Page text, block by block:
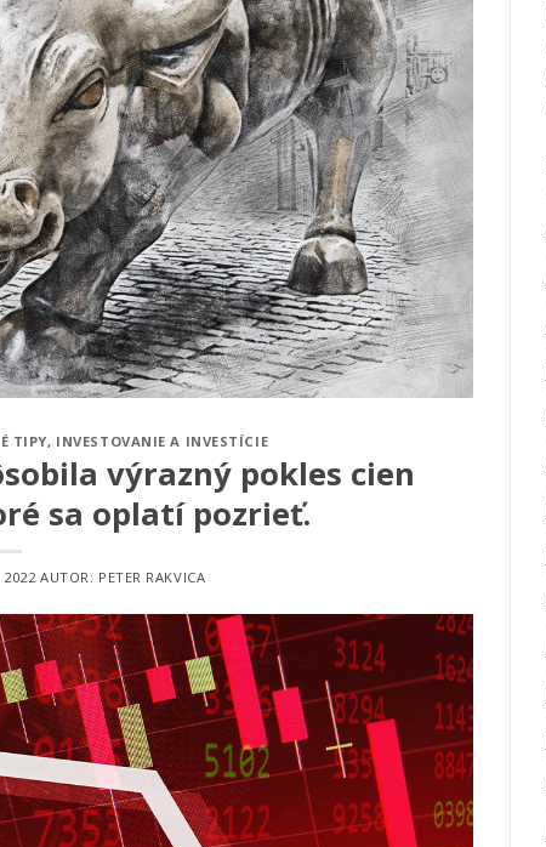
TIPY, INVESTOVANIE A INVESTÍCIE
výrazný pokles cien
sa oplatí pozrieť.
2022AUTOR: PETER RAKVICA